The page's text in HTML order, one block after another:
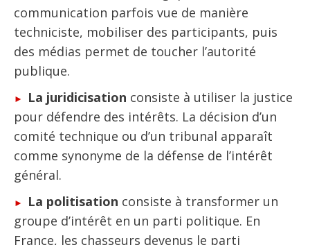
communication parfois vue de manière
techniciste, mobiliser des participants, puis
des médias permet de toucher l’autorité
publique.
La juridicisation consiste à utiliser la justice
pour défendre des intérêts. La décision d’un
comité technique ou d’un tribunal apparaît
comme synonyme de la défense de l’intérêt
général.
La politisation consiste à transformer un
groupe d’intérêt en un parti politique. En
France, les chasseurs devenus le parti